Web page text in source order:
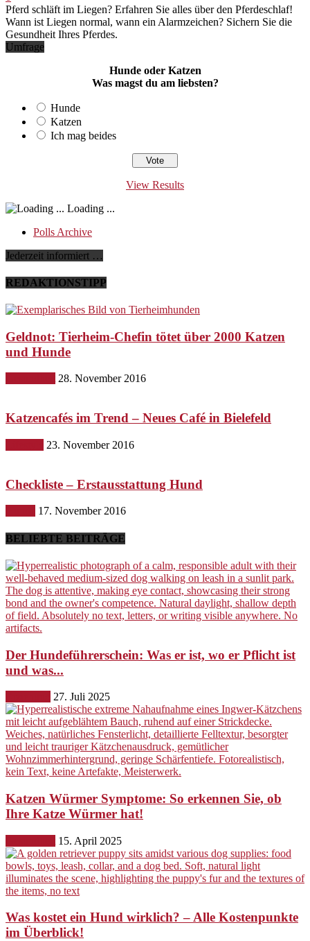
Pferd schläft im Liegen? Erfahren Sie alles über den Pferdeschlaf!
Wann ist Liegen normal, wann ein Alarmzeichen? Sichern Sie die
Gesundheit Ihres Pferdes.
Umfrage
Hunde oder Katzen
Was magst du am liebsten?
Hunde
Katzen
Ich mag beides
View Results
Loading ...
Polls Archive
Jederzeit informiert …
REDAKTIONSTIPP
Geldnot: Tierheim-Chefin tötet über 2000 Katzen
und Hunde
28. November 2016
Katzencafés im Trend – Neues Café in Bielefeld
23. November 2016
Checkliste – Erstausstattung Hund
17. November 2016
BELIEBTE BEITRÄGE
Der Hundeführerschein: Was er ist, wo er Pflicht ist
und was...
27. Juli 2025
Katzen Würmer Symptome: So erkennen Sie, ob
Ihre Katze Würmer hat!
15. April 2025
Was kostet ein Hund wirklich? – Alle Kostenpunkte
im Überblick!